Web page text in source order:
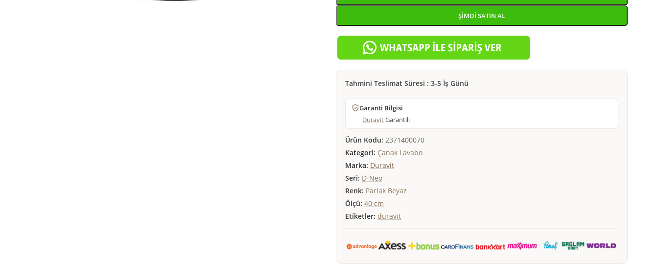
ŞIMDI SATIN AL
Tahmini Teslimat Süresi : 3-5 İş Günü
Garanti Bilgisi
DuravitGarantili
Ürün Kodu: 2371400070
Kategori: Çanak Lavabo
Marka: Duravit
Seri: D-Neo
Renk: Parlak Beyaz
Ölçü: 40 cm
Etiketler: duravit